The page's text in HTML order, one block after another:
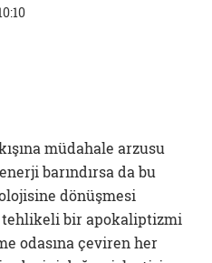
müdahale arzusu
barındırsa da bu
dönüşmesi
bir apokaliptizmi
odasına çeviren her